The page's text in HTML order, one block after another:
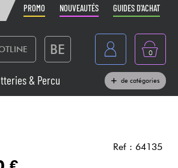
PROMO NOUVEAUTÉS GUIDES D'ACHAT
BE 0
& Percu
de catégories
Ref : 64135